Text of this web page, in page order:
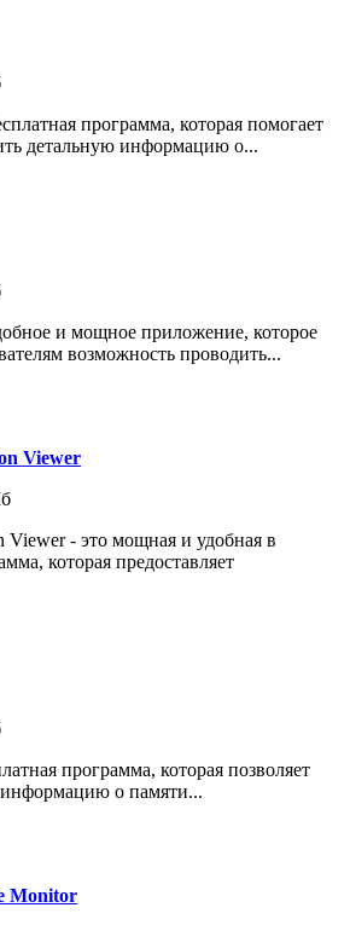
программа, которая помогает
детальную информацию о...
и мощное приложение, которое
возможность проводить...
Viewer
Viewer - это мощная и удобная в
которая предоставляет
программа, которая позволяет
о памяти...
Monitor